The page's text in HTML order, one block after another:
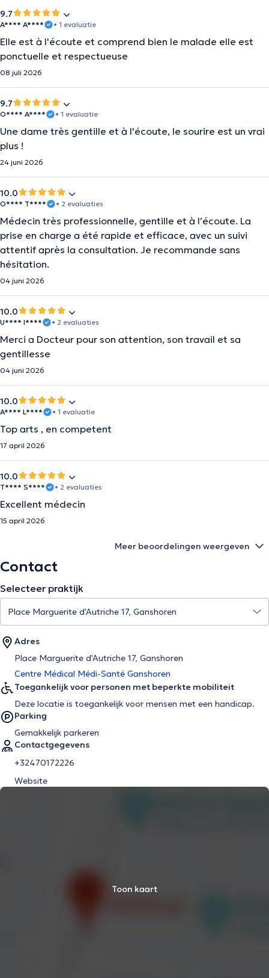
9.7
A**** A**** • 1 evaluatie
Elle est à l'écoute et comprend bien le malade elle est
ponctuelle et respectueuse
08 juli 2026
9.7
O**** A**** • 1 evaluatie
Une dame très gentille et à l'écoute, le sourire est un vrai
plus !
24 juni 2026
10.0
O**** T**** • 2 evaluaties
Médecin très professionnelle, gentille et à l’écoute. La
prise en charge a été rapide et efficace, avec un suivi
attentif après la consultation. Je recommande sans
hésitation.
04 juni 2026
10.0
U**** I**** • 2 evaluaties
Merci a Docteur pour son attention, son travail et sa
gentillesse
04 juni 2026
10.0
A**** L**** • 1 evaluatie
Top arts , en competent
17 april 2026
10.0
T**** S**** • 2 evaluaties
Excellent médecin
15 april 2026
Meer beoordelingen weergeven
Contact
Selecteer praktijk
Adres
Place Marguerite d'Autriche 17, Ganshoren
Centre Médical Médi-Santé Ganshoren
Toegankelijk voor personen met beperkte mobiliteit
Deze locatie is toegankelijk voor mensen met een handicap.
Parking
Gemakkelijk parkeren
Contactgegevens
+32470172226
Website
Toon kaart